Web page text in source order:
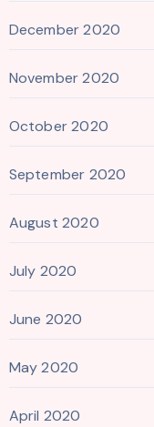
December 2020
November 2020
October 2020
September 2020
August 2020
July 2020
June 2020
May 2020
April 2020